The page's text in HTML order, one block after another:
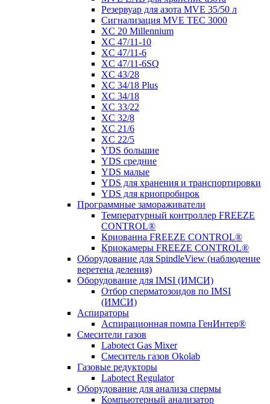
Резервуар для азота MVE 35/50 л
Сигнализация MVE TEC 3000
XC 20 Millennium
XC 47/11-10
XC 47/11-6
XC 47/11-6SQ
XC 43/28
XC 34/18 Plus
XC 34/18
XC 33/22
XC 32/8
XC 21/6
XC 22/5
YDS большие
YDS средние
YDS малые
YDS для хранения и транспортировки
YDS для криопробирок
Программные замораживатели
Температурный контроллер FREEZE
CONTROL®
Криованна FREEZE CONTROL®
Криокамеры FREEZE CONTROL®
Оборудование для SpindleView (наблюдение
веретена деления)
Оборудование для IMSI (ИМСИ)
Отбор сперматозоидов по IMSI
(ИМСИ)
Аспираторы
Аспирационная помпа ГенИнтер®
Смесители газов
Labotect Gas Mixer
Смеситель газов Okolab
Газовые редукторы
Labotect Regulator
Оборудование для анализа спермы
Компьютерный анализатор